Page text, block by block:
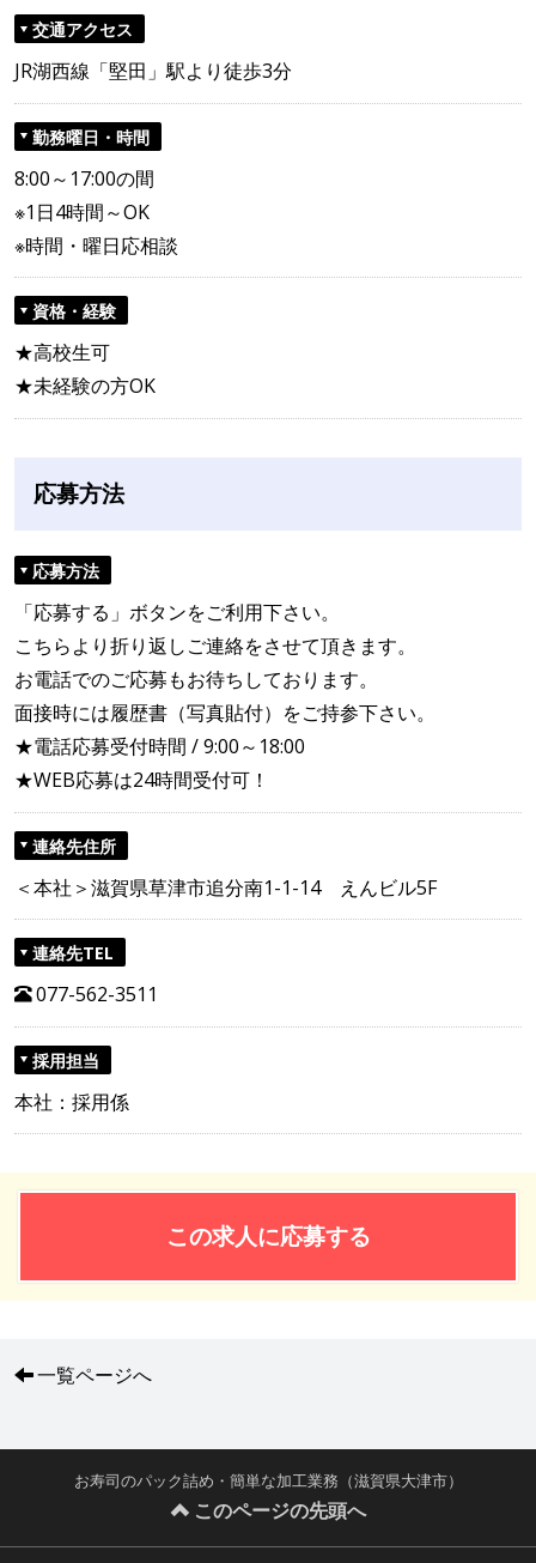
交通アクセス
JR湖西線「堅田」駅より徒歩3分
勤務曜日・時間
8:00～17:00の間
※1日4時間～OK
※時間・曜日応相談
資格・経験
★高校生可
★未経験の方OK
応募方法
応募方法
「応募する」ボタンをご利用下さい。
こちらより折り返しご連絡をさせて頂きます。
お電話でのご応募もお待ちしております。
面接時には履歴書（写真貼付）をご持参下さい。
★電話応募受付時間 / 9:00～18:00
★WEB応募は24時間受付可！
連絡先住所
＜本社＞滋賀県草津市追分南1-1-14 えんビル5F
連絡先TEL
077-562-3511
採用担当
本社：採用係
この求人に応募する
一覧ページへ
お寿司のパック詰め・簡単な加工業務（滋賀県大津市）
このページの先頭へ